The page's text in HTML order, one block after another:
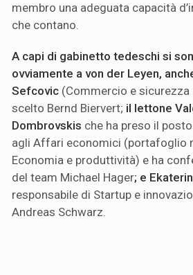
membro una adeguata capacità
che contano.
A capi di gabinetto tedeschi si
ovviamente a von der Leyen,
Sefcovic (Commercio e
scelto Bernd Biervert; il lettone
Dombrovskis che ha preso il
agli Affari economici (portafoglio
Economia e produttività) e ha
del team Michael Hager; e
responsabile di Startup e
Andreas Schwarz.